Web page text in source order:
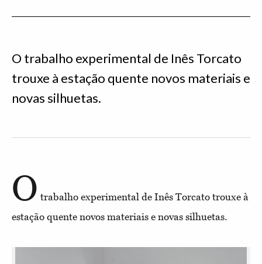
O trabalho experimental de Inês Torcato
trouxe à estação quente novos materiais e
novas silhuetas.
O trabalho experimental de Inês Torcato trouxe à
estação quente novos materiais e novas silhuetas.